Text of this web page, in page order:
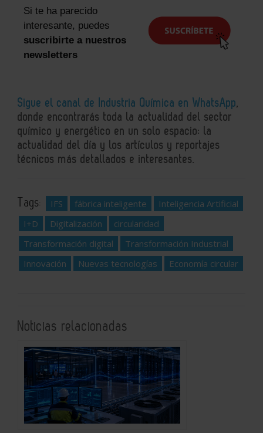
Si te ha parecido
interesante, puedes
suscribirte a nuestros
newsletters
Sigue el canal de Industria Química en WhatsApp,
donde encontrarás toda la actualidad del sector
químico y energético en un solo espacio: la
actualidad del día y los artículos y reportajes
técnicos más detallados e interesantes.
Tags: IFS fábrica inteligente
Inteligencia Artificial
I+D
Digitalización
circularidad
Transformación digital
Transformación Industrial
Innovación
Nuevas tecnologías Economía circular
Noticias relacionadas